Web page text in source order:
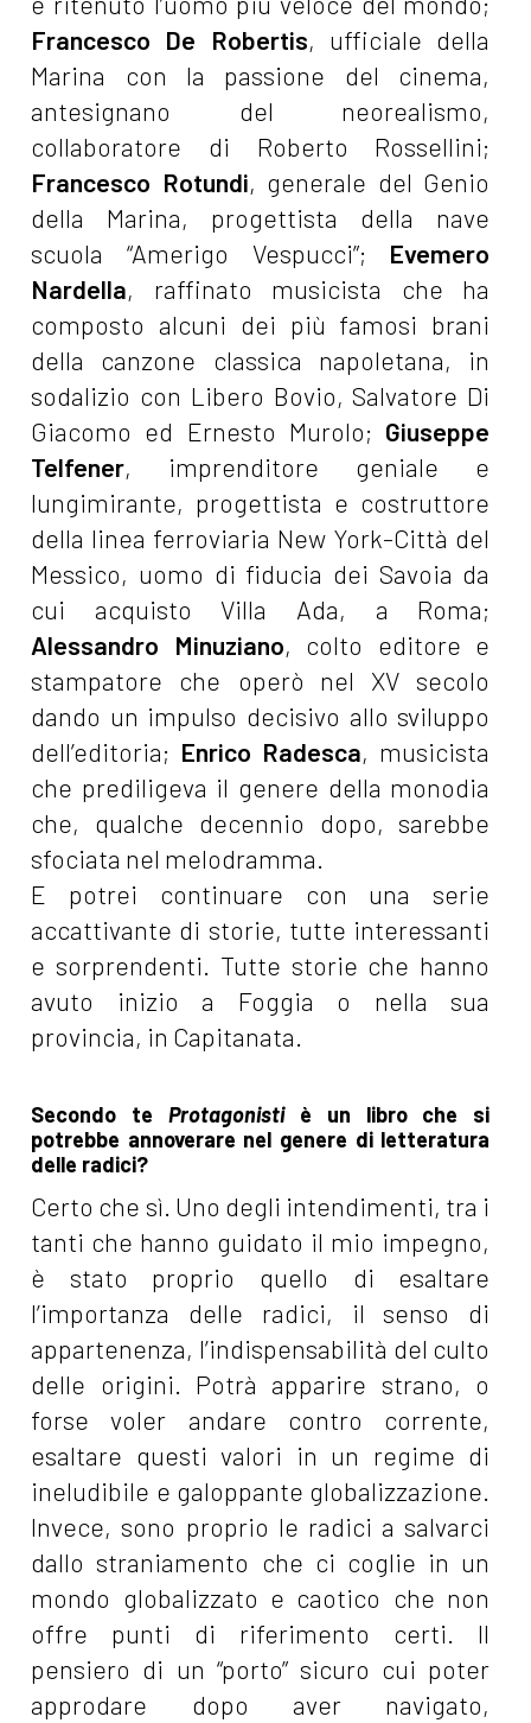
Francesco De Robertis, ufficiale della
Marina con la passione del cinema,
antesignano del neorealismo,
collaboratore di Roberto Rossellini;
Francesco Rotundi, generale del Genio
della Marina, progettista della nave
scuola “Amerigo Vespucci”; Evemero
Nardella, raffinato musicista che ha
composto alcuni dei più famosi brani
della canzone classica napoletana, in
sodalizio con Libero Bovio, Salvatore Di
Giacomo ed Ernesto Murolo; Giuseppe
Telfener, imprenditore geniale e
lungimirante, progettista e costruttore
della linea ferroviaria New York-Città del
Messico, uomo di fiducia dei Savoia da
cui acquisto Villa Ada, a Roma;
Alessandro Minuziano, colto editore e
stampatore che operò nel XV secolo
dando un impulso decisivo allo sviluppo
dell’editoria; Enrico Radesca, musicista
che prediligeva il genere della monodia
che, qualche decennio dopo, sarebbe
sfociata nel melodramma.
E potrei continuare con una serie
accattivante di storie, tutte interessanti
e sorprendenti. Tutte storie che hanno
avuto inizio a Foggia o nella sua
provincia, in Capitanata.
Secondo te Protagonistiè un libro che si
potrebbe annoverare nel genere di letteratura
delle radici?
Certo che sì. Uno degli intendimenti, tra i
tanti che hanno guidato il mio impegno,
è stato proprio quello di esaltare
l’importanza delle radici, il senso di
appartenenza, l’indispensabilità del culto
delle origini. Potrà apparire strano, o
forse voler andare contro corrente,
esaltare questi valori in un regime di
ineludibile e galoppante globalizzazione.
Invece, sono proprio le radici a salvarci
dallo straniamento che ci coglie in un
mondo globalizzato e caotico che non
offre punti di riferimento certi. Il
pensiero di un “porto” sicuro cui poter
approdare dopo aver navigato,